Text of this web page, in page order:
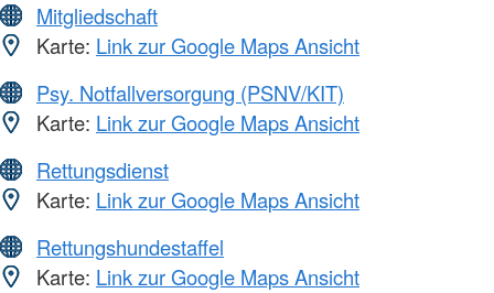
Mitgliedschaft
Karte: Link zur Google Maps Ansicht
Psy. Notfallversorgung (PSNV/KIT)
Karte: Link zur Google Maps Ansicht
Rettungsdienst
Karte: Link zur Google Maps Ansicht
Rettungshundestaffel
Karte: Link zur Google Maps Ansicht